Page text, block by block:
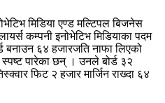
मिडिया एण्ड मल्टिपल बिजनेस
कम्पनी इनोभेटिभ मिडियाका पदम
बनाउन ६४ हजारजति नाफा लिएको
पारेका छन् । उनले बोर्ड ३२
फिट २ हजार मार्जिन राख्दा ६४